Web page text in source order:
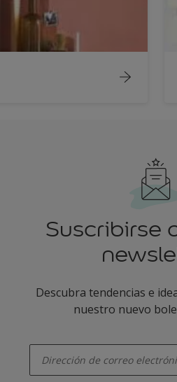
Suscribirse
Descubra tendencias e
nuestro nuevo